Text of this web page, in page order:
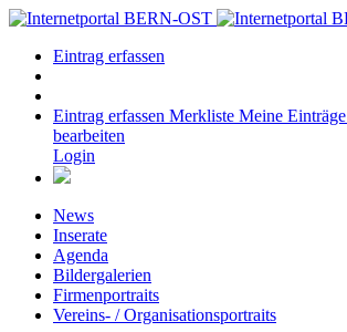
Eintrag erfassen
Eintrag erfassen Merkliste Meine Einträge
bearbeiten
Login
News
Inserate
Agenda
Bildergalerien
Firmenportraits
Vereins- / Organisationsportraits